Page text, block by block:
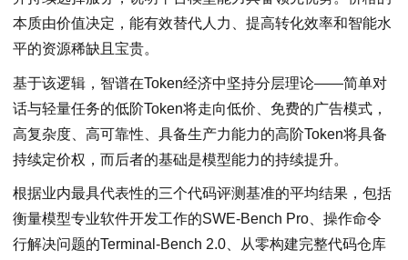
本质由价值决定，能有效替代人力、提高转化效率和智能水
平的资源稀缺且宝贵。
基于该逻辑，智谱在Token经济中坚持分层理论——简单对
话与轻量任务的低阶Token将走向低价、免费的广告模式，
高复杂度、高可靠性、具备生产力能力的高阶Token将具备
持续定价权，而后者的基础是模型能力的持续提升。
根据业内最具代表性的三个代码评测基准的平均结果，包括
衡量模型专业软件开发工作的SWE-Bench Pro、操作命令
行解决问题的Terminal-Bench 2.0、从零构建完整代码仓库